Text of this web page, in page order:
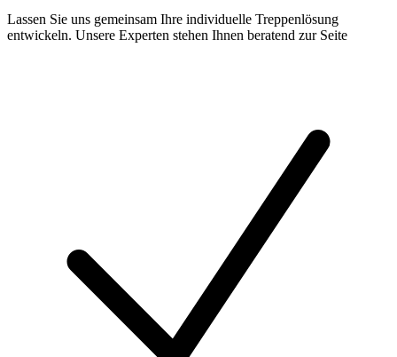
Lassen Sie uns gemeinsam Ihre individuelle Treppenlösung
entwickeln. Unsere Experten stehen Ihnen beratend zur Seite